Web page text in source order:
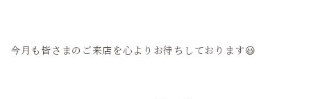
今月も皆さまのご来店を心よりお待ちしております😃